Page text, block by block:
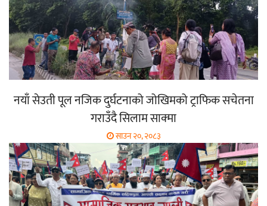
नयाँ सेउती पूल नजिक दुर्घटनाको जोखिमको ट्राफिक सचेतना
गराउँदै सिलाम साक्मा
साउन २०, २०८३